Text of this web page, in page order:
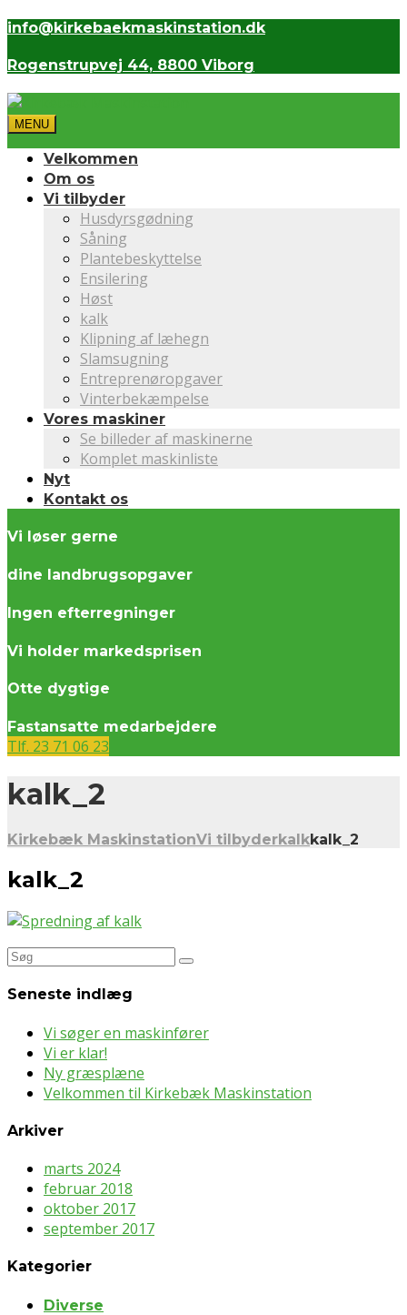
info@kirkebaekmaskinstation.dk
Rogenstrupvej 44, 8800 Viborg
MENU
Velkommen
Om os
Vi tilbyder
Husdyrsgødning
Såning
Plantebeskyttelse
Ensilering
Høst
kalk
Klipning af læhegn
Slamsugning
Entreprenøropgaver
Vinterbekæmpelse
Vores maskiner
Se billeder af maskinerne
Komplet maskinliste
Nyt
Kontakt os
Vi løser gerne
dine landbrugsopgaver
Ingen efterregninger
Vi holder markedsprisen
Otte dygtige
Fastansatte medarbejdere
Tlf. 23 71 06 23
kalk_2
Kirkebæk MaskinstationVi tilbyderkalkkalk_2
kalk_2
Søg
Seneste indlæg
Vi søger en maskinfører
Vi er klar!
Ny græsplæne
Velkommen til Kirkebæk Maskinstation
Arkiver
marts 2024
februar 2018
oktober 2017
september 2017
Kategorier
Diverse